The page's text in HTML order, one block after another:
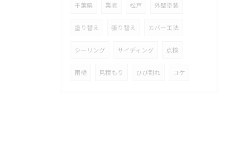
千葉県 業者 松戸 外壁塗装
塗り替え 張り替え カバー工法
シーリング サイディング 点検
雨樋 見積もり ひび割れ コケ